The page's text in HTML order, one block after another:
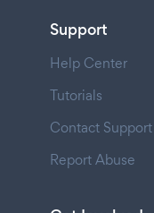
Support
Help Center
Tutorials
Contact Support
Report Abuse